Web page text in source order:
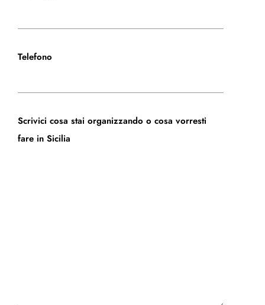
Telefono
Scrivici cosa stai organizzando o cosa vorresti
fare in Sicilia